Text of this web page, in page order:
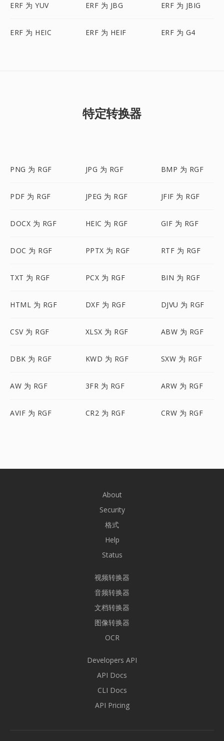
ERF 为 YUV ERF 为 JBG ERF 为 JBIG
ERF 为 HEIC ERF 为 HEIF ERF 为 G4
特定转换器
PNG 为 RGF JPG 为 RGF BMP 为 RGF
PDF 为 RGF JPEG 为 RGF JFIF 为 RGF
DOCX 为 RGF HEIC 为 RGF GIF 为 RGF
DOC 为 RGF PPTX 为 RGF RTF 为 RGF
TXT 为 RGF PCX 为 RGF BIN 为 RGF
HTML 为 RGF DXF 为 RGF DJVU 为 RGF
CSV 为 RGF XLSX 为 RGF ABW 为 RGF
DBK 为 RGF KWD 为 RGF SXW 为 RGF
AW 为 RGF 3FR 为 RGF ARW 为 RGF
AVIF 为 RGF CR2 为 RGF CRW 为 RGF
About
Security
格式
Help
Status
视频转换器
音频转换器
文档转换器
图像转换器
OCR
Developers API
API Docs
CLI Docs
API Pricing